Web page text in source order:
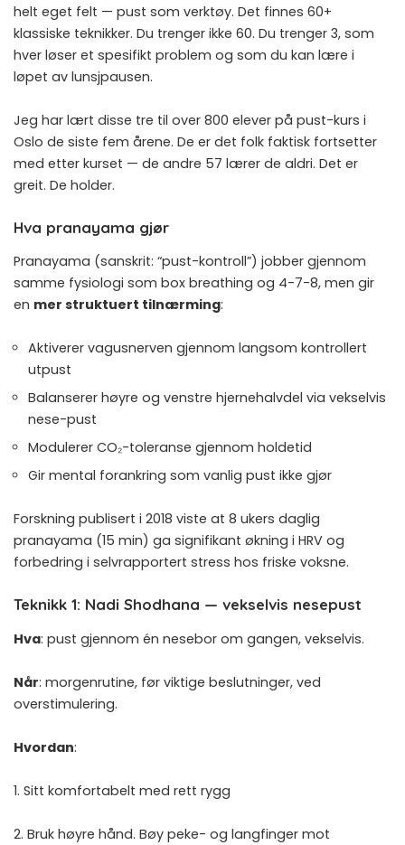
helt eget felt — pust som verktøy. Det finnes 60+
klassiske teknikker. Du trenger ikke 60. Du trenger 3, som
hver løser et spesifikt problem og som du kan lære i
løpet av lunsjpausen.
Jeg har lært disse tre til over 800 elever på pust-kurs i
Oslo de siste fem årene. De er det folk faktisk fortsetter
med etter kurset — de andre 57 lærer de aldri. Det er
greit. De holder.
Hva pranayama gjør
Pranayama (sanskrit: “pust-kontroll”) jobber gjennom
samme fysiologi som box breathing og 4-7-8, men gir
en mer struktuert tilnærming:
Aktiverer vagusnerven gjennom langsom kontrollert
utpust
Balanserer høyre og venstre hjernehalvdel via vekselvis
nese-pust
Modulerer CO₂-toleranse gjennom holdetid
Gir mental forankring som vanlig pust ikke gjør
Forskning publisert i 2018 viste at 8 ukers daglig
pranayama (15 min) ga signifikant økning i HRV og
forbedring i selvrapportert stress hos friske voksne.
Teknikk 1: Nadi Shodhana — vekselvis nesepust
Hva: pust gjennom én nesebor om gangen, vekselvis.
Når: morgenrutine, før viktige beslutninger, ved
overstimulering.
Hvordan:
1. Sitt komfortabelt med rett rygg
2. Bruk høyre hånd. Bøy peke- og langfinger mot